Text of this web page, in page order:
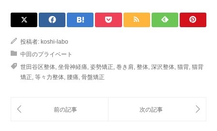
投稿者: koshi-labo
中田のプライベート
世田谷区整体 坐骨神経痛 姿勢矯正 巻き肩 整体 深沢整体 猫背 猫背
矯正 等々力整体 腰痛 骨盤矯正